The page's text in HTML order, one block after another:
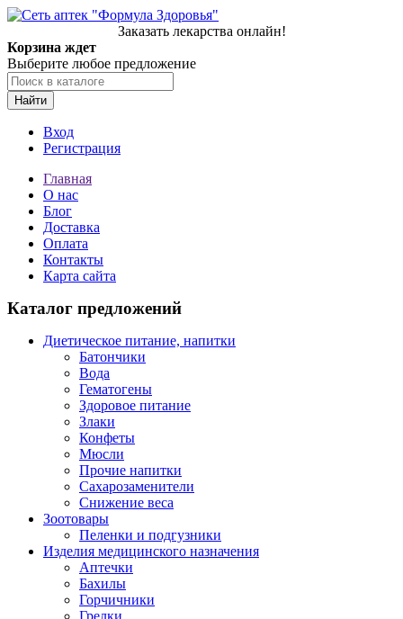
Заказать лекарства онлайн!
Корзина ждет
Выберите любое предложение
Найти
Вход
Регистрация
Главная
О нас
Блог
Доставка
Оплата
Контакты
Карта сайта
Каталог предложений
Диетическое питание, напитки
Батончики
Вода
Гематогены
Здоровое питание
Злаки
Конфеты
Мюсли
Прочие напитки
Сахарозаменители
Снижение веса
Зоотовары
Пеленки и подгузники
Изделия медицинского назначения
Аптечки
Бахилы
Горчичники
Грелки